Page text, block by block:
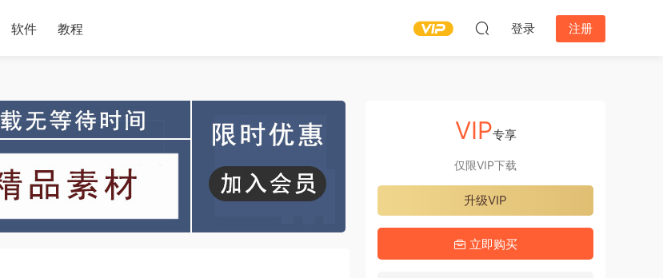
软件 教程 登录 注册
VIP专享
仅限VIP下载
升级VIP
立即购买